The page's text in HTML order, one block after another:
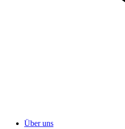
Über uns